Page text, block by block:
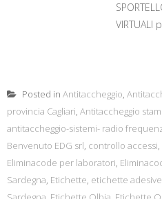
VIRTUALI
Posted in Antitaccheggio,
provincia Cagliari, Antitaccheggio
antitaccheggio-sistemi- radio
Benvenuto EDG srl, controllo accessi,
Eliminacode per laboratori,
Sardegna, Etichette, etichette